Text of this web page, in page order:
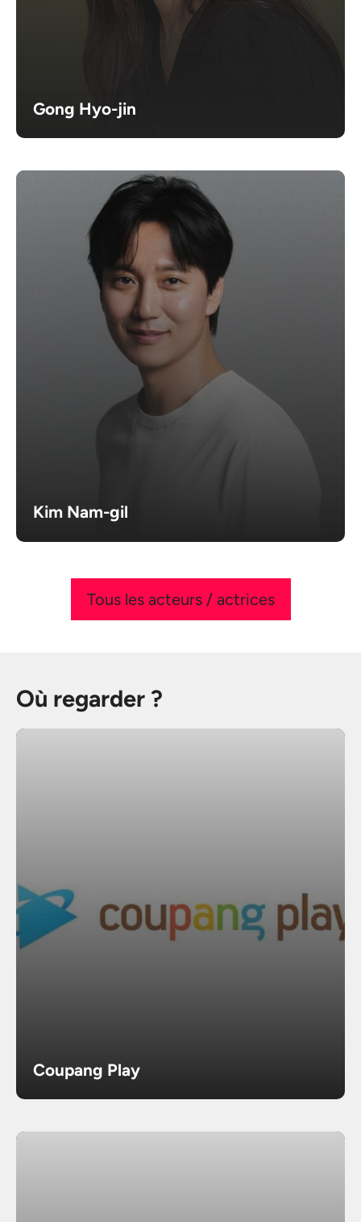
Gong Hyo-jin
Kim Nam-gil
Tous les acteurs / actrices
Où regarder ?
Coupang Play